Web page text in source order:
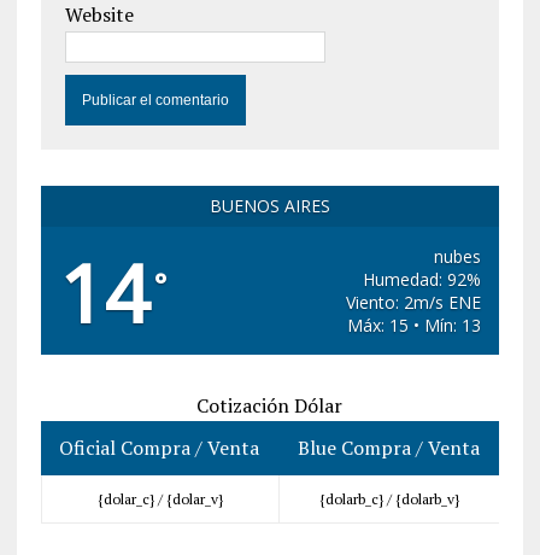
Website
BUENOS AIRES
14°
nubes
Humedad: 92%
Viento: 2m/s ENE
Máx: 15 • Mín: 13
Cotización Dólar
Oficial Compra / Venta
Blue Compra / Venta
{dolar_c} / {dolar_v} {dolarb_c} / {dolarb_v}